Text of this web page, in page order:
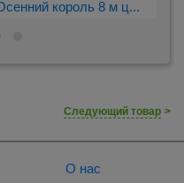
король 8 м ц...
Следующий товар >
О нас